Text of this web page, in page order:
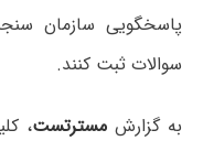
پاسخگویی سازمان
سوالات ثبت کنند.
به گزارشمسترتست